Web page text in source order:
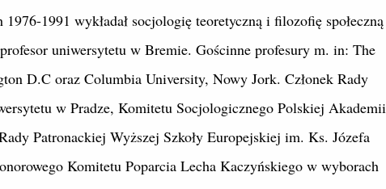
1991 wykładał socjologię teoretyczną i filozofię społeczną
uniwersytetu w Bremie. Gościnne profesury m. in: The
D.C oraz Columbia University, Nowy Jork. Członek Rady
w Pradze, Komitetu Socjologicznego Polskiej Akademii
Patronackiej Wyższej Szkoły Europejskiej im. Ks. Józefa
Komitetu Poparcia Lecha Kaczyńskiego w wyborach